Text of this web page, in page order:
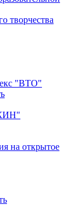
творчества
"ВТО"
на открытое